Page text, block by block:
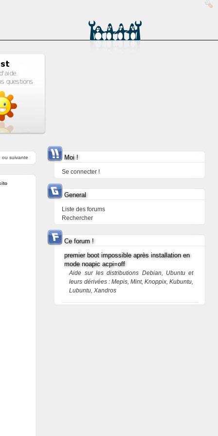
ou suivante Moi !
Se connecter !
General
Liste des forums
Rechercher
Ce forum !
premier boot impossible après installation en
mode noapic acpi=off
Aide sur les distributions Debian, Ubuntu et
leurs dérivées : Mepis, Mint, Knoppix, Kubuntu,
Lubuntu, Xandros